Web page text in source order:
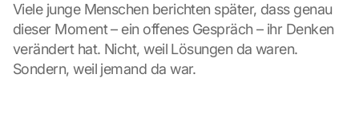
Viele junge Menschen berichten später, dass genau
dieser Moment – ein offenes Gespräch – ihr Denken
verändert hat. Nicht, weil Lösungen da waren.
Sondern, weil jemand da war.